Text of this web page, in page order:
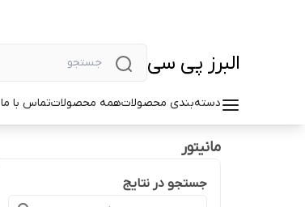
البرز پی سی
دسته‌بندی محصولاتهمه محصولاتتماس با ما
مانیتور
جستجو در نتایج